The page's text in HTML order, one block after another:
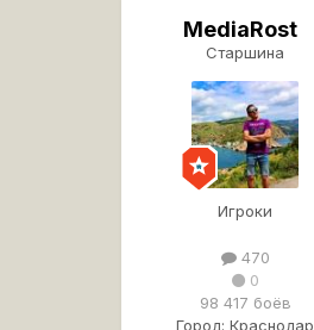
MediaRost
Старшина
Игроки
470
0
98 417 боёв
Город: Краснодар